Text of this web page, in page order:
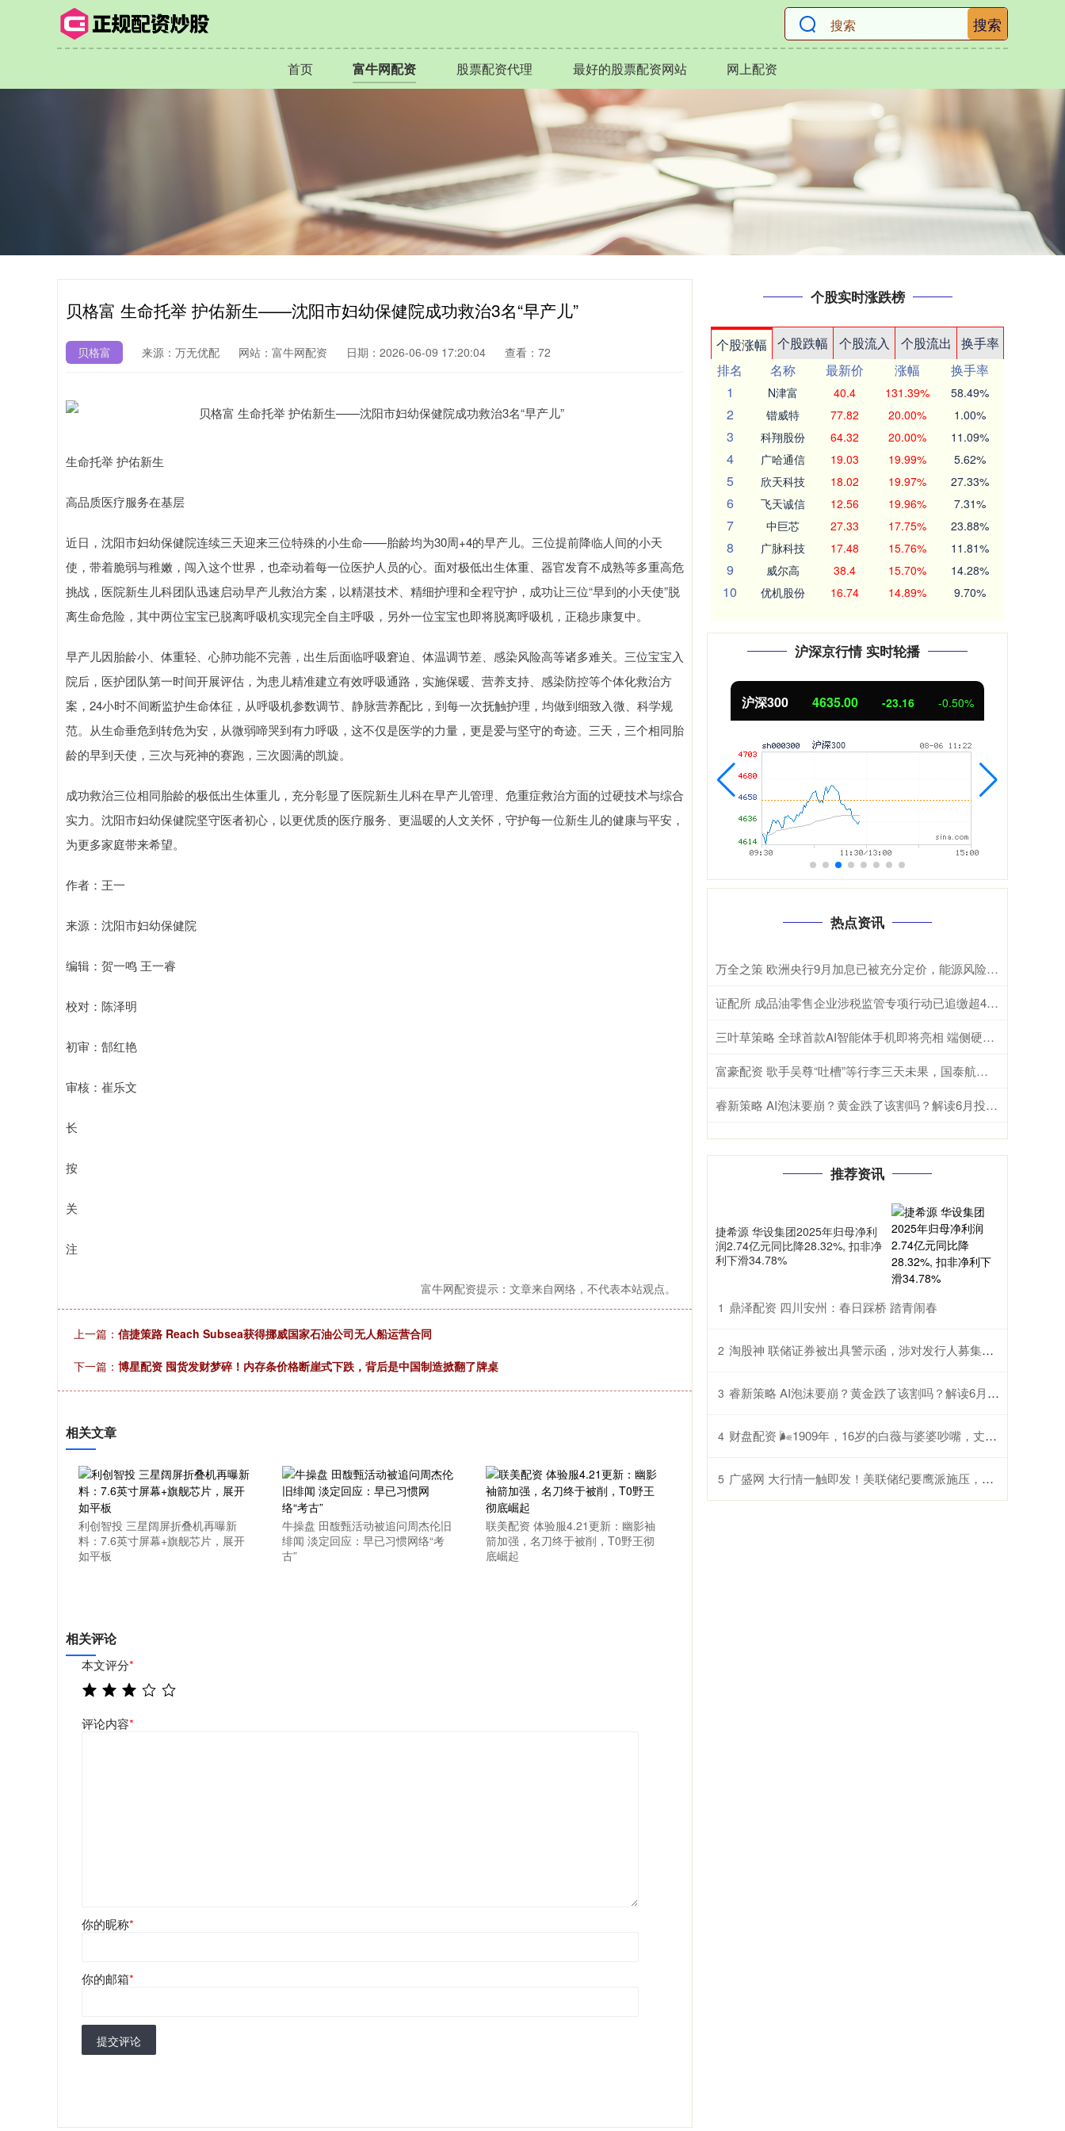
搜索
首页 富牛网配资 股票配资代理 最好的股票配资网站 网上配资
贝格富 生命托举 护佑新生——沈阳市妇幼保健院成功救治3名“早产儿”
贝格富 来源：万无优配 网站：富牛网配资 日期：2026-06-09 17:20:04 查看：72
生命托举 护佑新生
高品质医疗服务在基层
近日，沈阳市妇幼保健院连续三天迎来三位特殊的小生命——胎龄均为30周+4的早产儿。三位提前降临人间的小天
使，带着脆弱与稚嫩，闯入这个世界，也牵动着每一位医护人员的心。面对极低出生体重、器官发育不成熟等多重高危
挑战，医院新生儿科团队迅速启动早产儿救治方案，以精湛技术、精细护理和全程守护，成功让三位“早到的小天使”脱
离生命危险，其中两位宝宝已脱离呼吸机实现完全自主呼吸，另外一位宝宝也即将脱离呼吸机，正稳步康复中。
早产儿因胎龄小、体重轻、心肺功能不完善，出生后面临呼吸窘迫、体温调节差、感染风险高等诸多难关。三位宝宝入
院后，医护团队第一时间开展评估，为患儿精准建立有效呼吸通路，实施保暖、营养支持、感染防控等个体化救治方
案，24小时不间断监护生命体征，从呼吸机参数调节、静脉营养配比，到每一次抚触护理，均做到细致入微、科学规
范。从生命垂危到转危为安，从微弱啼哭到有力呼吸，这不仅是医学的力量，更是爱与坚守的奇迹。三天，三个相同胎
龄的早到天使，三次与死神的赛跑，三次圆满的凯旋。
成功救治三位相同胎龄的极低出生体重儿，充分彰显了医院新生儿科在早产儿管理、危重症救治方面的过硬技术与综合
实力。沈阳市妇幼保健院坚守医者初心，以更优质的医疗服务、更温暖的人文关怀，守护每一位新生儿的健康与平安，
为更多家庭带来希望。
作者：王一
来源：沈阳市妇幼保健院
编辑：贺一鸣 王一睿
校对：陈泽明
初审：郜红艳
审核：崔乐文
长
按
关
注
富牛网配资提示：文章来自网络，不代表本站观点。
上一篇： 信捷策路 Reach Subsea获得挪威国家石油公司无人船运营合同
下一篇： 博星配资 囤货发财梦碎！内存条价格断崖式下跌，背后是中国制造掀翻了牌桌
相关文章
利创智投 三星阔屏折叠机再曝新
料：7.6英寸屏幕+旗舰芯片，展开
如平板
牛操盘 田馥甄活动被追问周杰伦旧
绯闻 淡定回应：早已习惯网络“考
古”
联美配资 体验服4.21更新：幽影袖
箭加强，名刀终于被削，T0野王彻
底崛起
相关评论
本文评分*
评论内容*
你的昵称*
你的邮箱*
提交评论
个股实时涨跌榜
个股涨幅 个股跌幅 个股流入 个股流出
换手率
排名
名称 最新价 涨幅
换手率
1
N津富 40.4 131.39% 58.49%
2 锴威特 77.82 20.00% 1.00%
3 科翔股份 64.32 20.00% 11.09%
4 广哈通信 19.03 19.99% 5.62%
5 欣天科技 18.02 19.97% 27.33%
6 飞天诚信 12.56 19.96% 7.31%
7 中巨芯 27.33 17.75% 23.88%
8 广脉科技 17.48 15.76% 11.81%
9 威尔高 38.4 15.70% 14.28%
10 优机股份 16.74 14.89% 9.70%
沪深京行情 实时轮播
上证指数 3876.35 -2.08 -0.05% 深证成指 14066.83 -77.37 -0.55% 4635.00 -23.16 -0.50%
热点资讯
万全之策 欧洲央行9月加息已被充分定价，能源风险正在成为欧元的“隐形杀手”
证配所 成品油零售企业涉税监管专项行动已追缴超48亿元
三叶草策略 全球首款AI智能体手机即将亮相 端侧硬件升级周期有望开启(附股）
富豪配资 歌手吴尊“吐槽”等行李三天未果，国泰航空致歉：已追踪到行李将尽快送交
睿新策略 AI泡沫要崩？黄金跌了该割吗？解读6月投资疑惑
推荐资讯
捷希源 华设集团2025年归母净利
润2.74亿元同比降28.32%, 扣非净
利下滑34.78%
1 鼎泽配资 四川安州：春日踩桥 踏青闹春
2 淘股神 联储证券被出具警示函，涉对发行人募集资金使用监督不到位等
3 睿新策略 AI泡沫要崩？黄金跌了该割吗？解读6月投资疑惑
4 财盘配资 🌬1909年，16岁的白薇与婆婆吵嘴，丈夫居然抡起凳子砸在她背上，
5 广盛网 大行情一触即发！美联储纪要鹰派施压，金价高位回调待 PCE 指引......